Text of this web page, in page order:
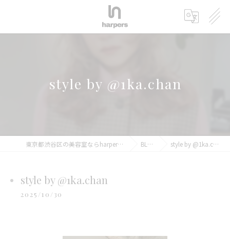
style by @1ka.chan
東京都渋谷区の美容室ならharpers 渋谷 BLOG style by @1ka.chan
style by @1ka.chan
2025/10/30